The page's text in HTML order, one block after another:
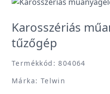
Karosszériás
tűzőgép
Termékkód: 804064
Márka: Telwin